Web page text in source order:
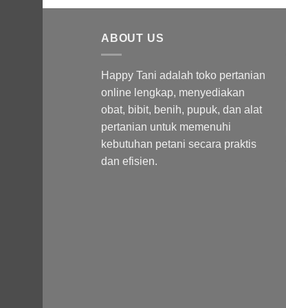
adalah:
ini
ABOUT US
Happy Tani adalah toko pertanian
online lengkap, menyediakan
obat, bibit, benih, pupuk, dan alat
pertanian untuk memenuhi
kebutuhan petani secara praktis
dan efisien.